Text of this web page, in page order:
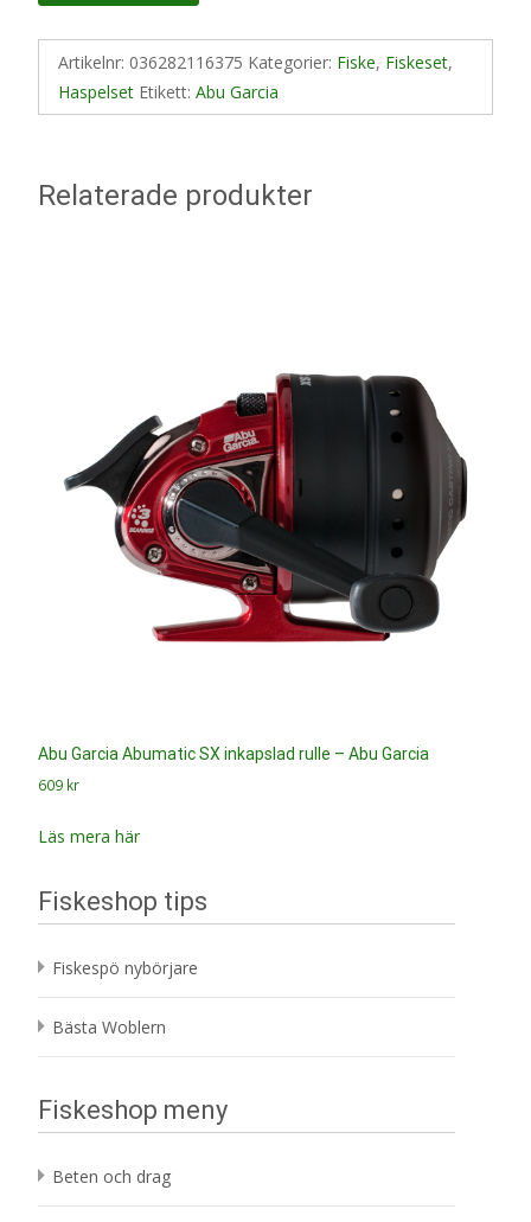
Artikelnr: 036282116375 Kategorier: Fiske, Fiskeset,
Haspelset Etikett: Abu Garcia
Relaterade produkter
Abu Garcia Abumatic SX inkapslad rulle – Abu Garcia
609 kr
Läs mera här
Fiskeshop tips
Fiskespö nybörjare
Bästa Woblern
Fiskeshop meny
Beten och drag